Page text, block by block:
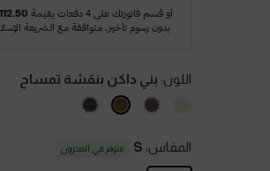
اللون: بني داكن بنقشة تمساح
المقاس: S متوفر في المخزون